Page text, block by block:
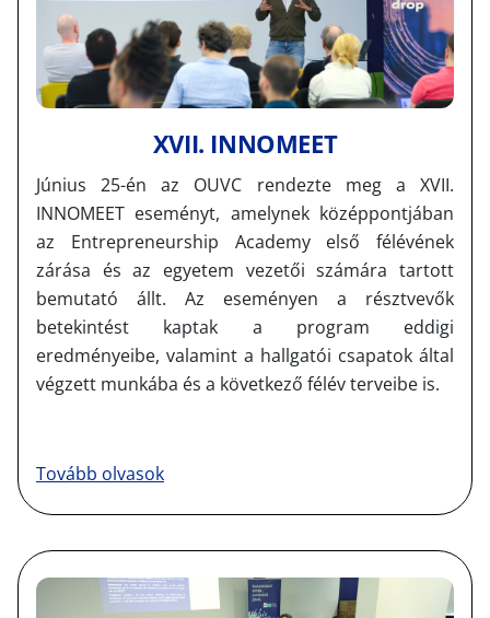
XVII. INNOMEET
Június 25-én az OUVC rendezte meg a XVII.
INNOMEET eseményt, amelynek középpontjában
az Entrepreneurship Academy első félévének
zárása és az egyetem vezetői számára tartott
bemutató állt. Az eseményen a résztvevők
betekintést kaptak a program eddigi
eredményeibe, valamint a hallgatói csapatok által
végzett munkába és a következő félév terveibe is.
Tovább olvasok